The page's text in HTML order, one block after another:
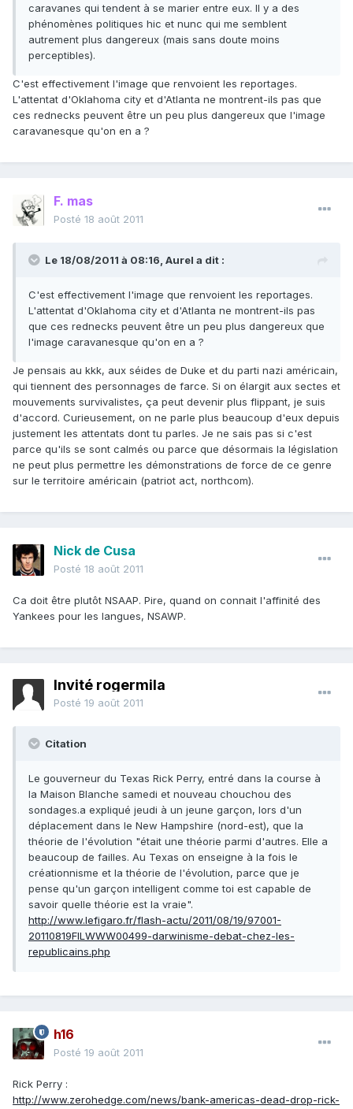
caravanes qui tendent à se marier entre eux. Il y a des
phénomènes politiques hic et nunc qui me semblent
autrement plus dangereux (mais sans doute moins
perceptibles).
C'est effectivement l'image que renvoient les reportages.
L'attentat d'Oklahoma city et d'Atlanta ne montrent-ils pas que
ces rednecks peuvent être un peu plus dangereux que l'image
caravanesque qu'on en a ?
F. mas
Posté 18 août 2011
Le 18/08/2011 à 08:16, Aurel a dit :
C'est effectivement l'image que renvoient les reportages.
L'attentat d'Oklahoma city et d'Atlanta ne montrent-ils pas
que ces rednecks peuvent être un peu plus dangereux que
l'image caravanesque qu'on en a ?
Je pensais au kkk, aux séides de Duke et du parti nazi américain,
qui tiennent des personnages de farce. Si on élargit aux sectes et
mouvements survivalistes, ça peut devenir plus flippant, je suis
d'accord. Curieusement, on ne parle plus beaucoup d'eux depuis
justement les attentats dont tu parles. Je ne sais pas si c'est
parce qu'ils se sont calmés ou parce que désormais la législation
ne peut plus permettre les démonstrations de force de ce genre
sur le territoire américain (patriot act, northcom).
Nick de Cusa
Posté 18 août 2011
Ca doit être plutôt NSAAP. Pire, quand on connait l'affinité des
Yankees pour les langues, NSAWP.
Invité rogermila
Posté 19 août 2011
Citation
Le gouverneur du Texas Rick Perry, entré dans la course à
la Maison Blanche samedi et nouveau chouchou des
sondages.a expliqué jeudi à un jeune garçon, lors d'un
déplacement dans le New Hampshire (nord-est), que la
théorie de l'évolution "était une théorie parmi d'autres. Elle a
beaucoup de failles. Au Texas on enseigne à la fois le
créationnisme et la théorie de l'évolution, parce que je
pense qu'un garçon intelligent comme toi est capable de
savoir quelle théorie est la vraie".
http://www.lefigaro.fr/flash-actu/2011/08/19/97001-
20110819FILWWW00499-darwinisme-debat-chez-les-
republicains.php
h16
Posté 19 août 2011
Rick Perry :
http://www.zerohedge.com/news/bank-americas-dead-drop-rick-